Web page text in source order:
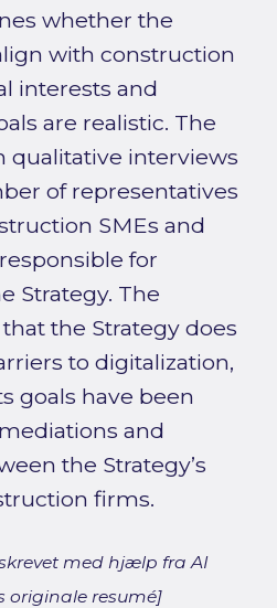
whether the
with construction
interests and
are realistic. The
qualitative interviews
of representatives
SMEs and
for
Strategy. The
the Strategy does
to digitalization,
goals have been
and
the Strategy’s
firms.
med hjælp fra AI
originale resumé]